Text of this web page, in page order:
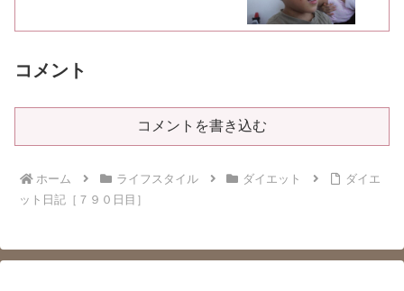
コメント
コメントを書き込む
ホーム ライフスタイル ダイエット
ダイエ
ット日記［７９０日目］